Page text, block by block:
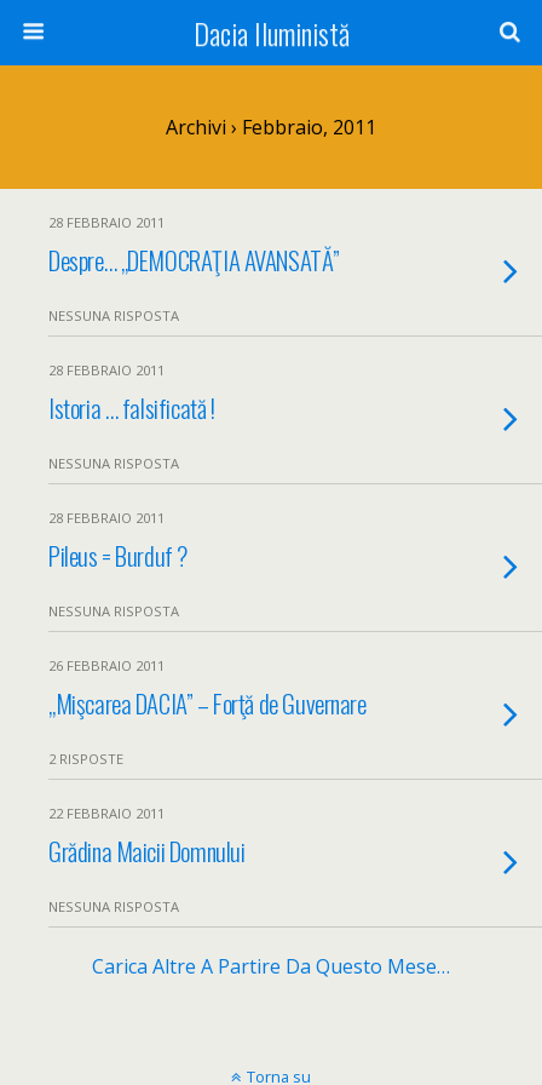
Dacia Iluministă
Archivi › Febbraio, 2011
28 FEBBRAIO 2011
Despre… „DEMOCRAŢIA AVANSATĂ”
NESSUNA RISPOSTA
28 FEBBRAIO 2011
Istoria … falsificată !
NESSUNA RISPOSTA
28 FEBBRAIO 2011
Pileus = Burduf ?
NESSUNA RISPOSTA
26 FEBBRAIO 2011
„Mişcarea DACIA” – Forţă de Guvernare
2 RISPOSTE
22 FEBBRAIO 2011
Grădina Maicii Domnului
NESSUNA RISPOSTA
Carica Altre A Partire Da Questo Mese…
Torna su